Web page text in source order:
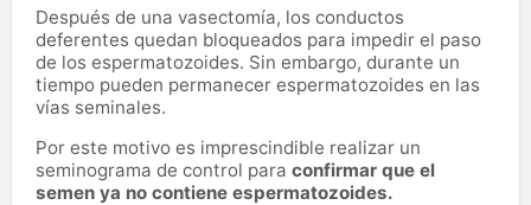
Después de una vasectomía, los conductos
deferentes quedan bloqueados para impedir el paso
de los espermatozoides. Sin embargo, durante un
tiempo pueden permanecer espermatozoides en las
vías seminales.
Por este motivo es imprescindible realizar un
seminograma de control para confirmar que el
semen ya no contiene espermatozoides.